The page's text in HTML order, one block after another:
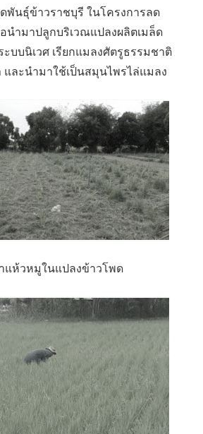
ดพันธุ์ข้าวราชบุรี ในโครงการลด
นำมาปลูกบริเวณแปลงผลิตเมล็ด
ะบบนิเวศ เรียกแมลงศัตรูธรรมชาติ
และนำมาใช้เป็นสมุนไพรไล่แมลง
แห้วหมูในแปลงข้าวโพด